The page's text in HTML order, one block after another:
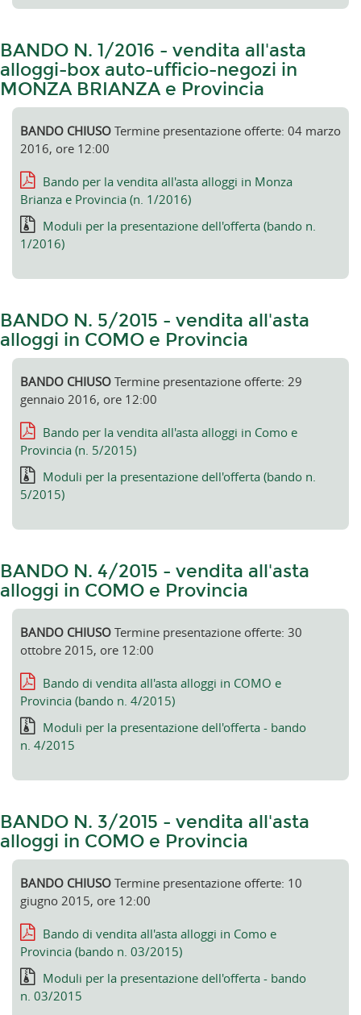
BANDO N. 1/2016 - vendita all'asta
alloggi-box auto-ufficio-negozi in
MONZA BRIANZA e Provincia
BANDO CHIUSO Termine presentazione offerte: 04 marzo
2016, ore 12:00
Bando per la vendita all'asta alloggi in Monza
Brianza e Provincia (n. 1/2016)
Moduli per la presentazione dell'offerta (bando n.
1/2016)
BANDO N. 5/2015 - vendita all'asta
alloggi in COMO e Provincia
BANDO CHIUSO Termine presentazione offerte: 29
gennaio 2016, ore 12:00
Bando per la vendita all'asta alloggi in Como e
Provincia (n. 5/2015)
Moduli per la presentazione dell'offerta (bando n.
5/2015)
BANDO N. 4/2015 - vendita all'asta
alloggi in COMO e Provincia
BANDO CHIUSO Termine presentazione offerte: 30
ottobre 2015, ore 12:00
Bando di vendita all'asta alloggi in COMO e
Provincia (bando n. 4/2015)
Moduli per la presentazione dell'offerta - bando
n. 4/2015
BANDO N. 3/2015 - vendita all'asta
alloggi in COMO e Provincia
BANDO CHIUSO Termine presentazione offerte: 10
giugno 2015, ore 12:00
Bando di vendita all'asta alloggi in Como e
Provincia (bando n. 03/2015)
Moduli per la presentazione dell'offerta - bando
n. 03/2015